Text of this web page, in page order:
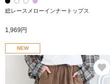
総レースメローインナートップス
1,969円
NEW